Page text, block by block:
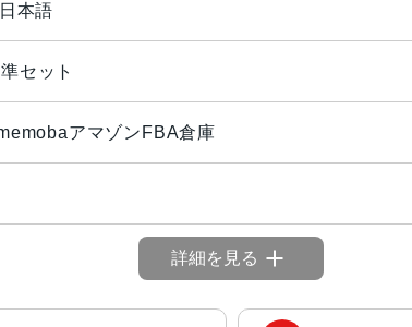
本語
セット
アマゾンFBA倉庫
詳細を見る